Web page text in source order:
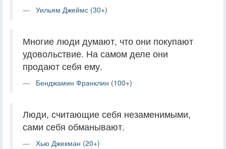
Уильям Джеймс (30+)
Многие люди думают, что они покупают
удовольствие. На самом деле они
продают себя ему.
Бенджамин Франклин (100+)
Люди, считающие себя незаменимыми,
сами себя обманывают.
Хью Джекман (20+)